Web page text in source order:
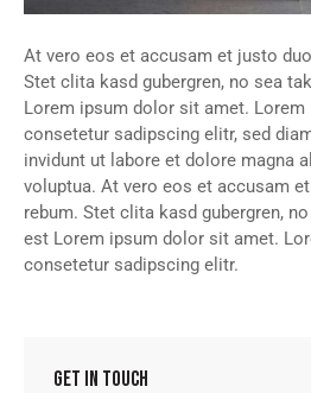
At vero eos et accusam et justo
Stet clita kasd gubergren, no sea
Lorem ipsum dolor sit amet.
consetetur sadipscing elitr, sed
invidunt ut labore et dolore magna
voluptua. At vero eos et accusam
rebum. Stet clita kasd gubergren,
est Lorem ipsum dolor sit amet.
consetetur sadipscing elitr.
GET IN TOUCH